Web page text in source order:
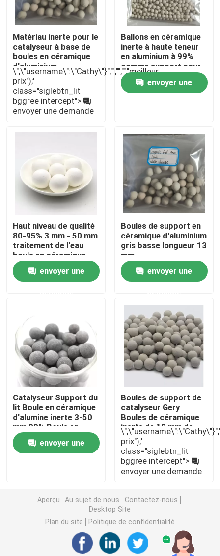
À la maison
Produits
Vidéos
Visite de l'usine
Contrôle de la qualité
Nous contacter
Demandez un devis
Zéolite à tamis moléculaire
carbonate de lithium
Alumine activée
Emballage aléatoire en colonne
garniture de tour structurée
internals de colonne de distillation
Boule en céramique d'alumine
Matériau inerte pour le
catalyseur à base de
boules en céramique
d'aluminium
\",\"username\":\"Cathy\"}","","","","meilleur
prix");'
class="siglebtn_lit
bggree intercept">
envoyer une demande
Ballons en céramique
inerte à haute teneur
en aluminium à 99%
comme support pour
le catalyseur
envoyer une
Haut niveau de qualité
80-95% 3 mm - 50 mm
traitement de l'eau
boule en céramique
d'aluminium inerte
envoyer une
Boules de support en
céramique d'aluminium
gris basse longueur 13
mm
envoyer une
Catalyseur Support du
lit Boule en céramique
d'alumine inerte 3-50
mm 99% Boule en
alumine inerte
envoyer une
Boules de support de
catalyseur Gery
Boules de céramique
inerte de 19 mm de
diamètre
prix");'
class="siglebtn_lit
bggree intercept">
envoyer une demande
Aperçu Au sujet de nous
Contactez-nous
Desktop Site
Plan du site
Politique de confidentialité